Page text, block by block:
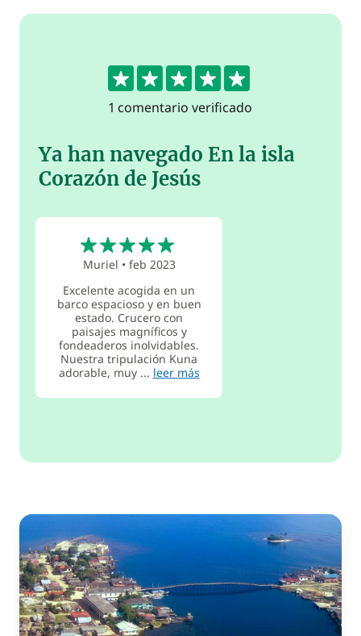
5
1 comentario verificado
Ya han navegado En la isla
Corazón de Jesús
Muriel • feb 2023
Excelente acogida en un
barco espacioso y en buen
estado. Crucero con
paisajes magníficos y
fondeaderos inolvidables.
Nuestra tripulación Kuna
adorable, muy ... leer más